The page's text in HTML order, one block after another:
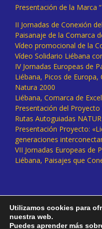
Presentación de la Marca
II Jornadas de Conexión
Paisanaje de la Comarca
Vídeo promocional de la
Vídeo Solidario Liébana
IV Jornadas Europeas de
Liébana, Picos de Europa,
Natura 2000
Liébana, Comarca de
Presentación del Proyecto
Rutas Autoguiadas
Presentación Proyecto:
generaciones
VII Jornadas Europeas de
Liébana, Paisajes que
Utilizamos cookies para
nuestra web.
Puedes aprender más